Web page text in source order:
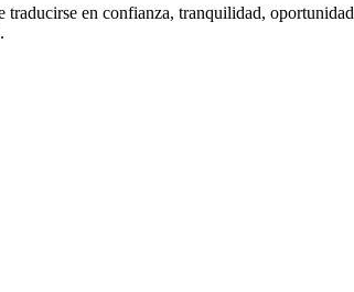
en confianza, tranquilidad,